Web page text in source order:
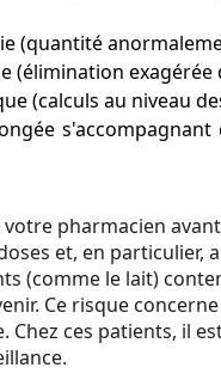
(quantité
(élimination
(calculs au niveau
votre pharmacien
et, en
(comme le lait)
Ce risque
Chez ces patients, il